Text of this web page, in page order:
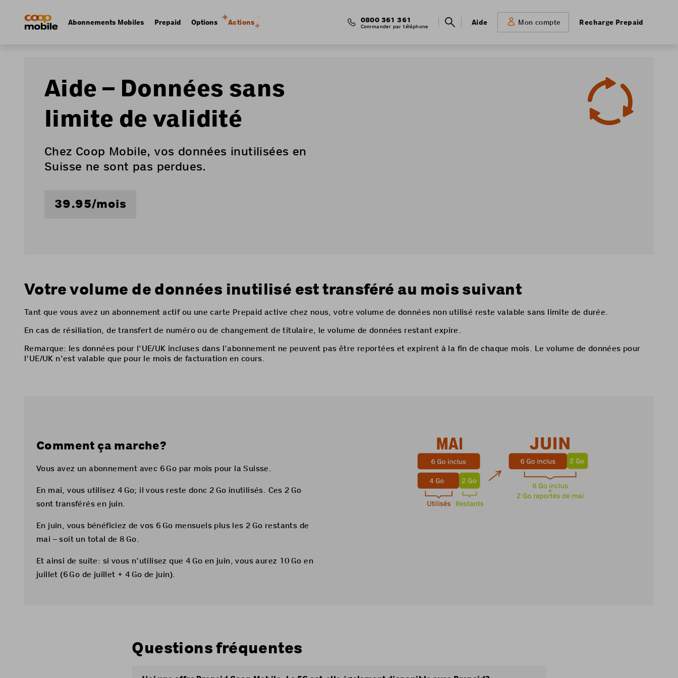
Navigation
principale
Abonnements Mobiles Prepaid Options Actions 0800 361 361
Commander par téléphone
navigation
Aide Mon compte Recharge Prepaid
Aide – Données sans
limite de validité
Chez Coop Mobile, vos données inutilisées en
Suisse ne sont pas perdues.
39.95/mois
Votre volume de données inutilisé est transféré au mois suivant
Tant que vous avez un abonnement actif ou une carte Prepaid active chez nous, votre volume de données non utilisé reste valable sans limite de durée.
En cas de résiliation, de transfert de numéro ou de changement de titulaire, le volume de données restant expire.
Remarque: les données pour l'UE/UK incluses dans l'abonnement ne peuvent pas être reportées et expirent à la fin de chaque mois. Le volume de données pour
l'UE/UK n'est valable que pour le mois de facturation en cours.
Comment ça marche?
Vous avez un abonnement avec 6 Go par mois pour la Suisse.
En mai, vous utilisez 4 Go; il vous reste donc 2 Go inutilisés. Ces 2 Go
sont transférés en juin.
En juin, vous bénéficiez de vos 6 Go mensuels plus les 2 Go restants de
mai – soit un total de 8 Go.
Et ainsi de suite: si vous n’utilisez que 4 Go en juin, vous aurez 10 Go en
juillet (6 Go de juillet + 4 Go de juin).
Questions fréquentes